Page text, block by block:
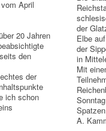
April
20 Jahren
den
der
ich schon
der
Elbe
der
in
Mit
A.